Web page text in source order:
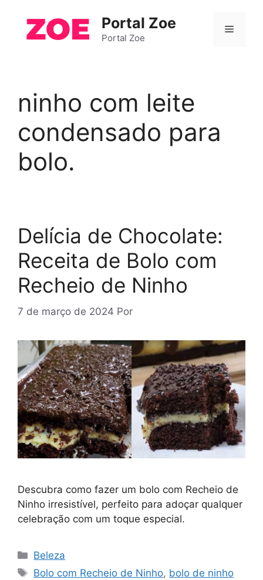
Portal Zoe
Portal Zoe
Menu
ninho com leite
condensado para
bolo.
Delícia de Chocolate:
Receita de Bolo com
Recheio de Ninho
7 de março de 2024 Por
Descubra como fazer um bolo com Recheio de
Ninho irresistível, perfeito para adoçar qualquer
celebração com um toque especial.
Categorias
Beleza
Tags
Bolo com Recheio de Ninho, bolo de ninho